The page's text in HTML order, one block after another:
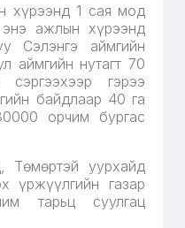
хүрээнд 1 сая мод
ажлын хүрээнд
Сэлэнгэ аймгийн
аймгийн нутагт 70
гэрээ
байдлаар 40 га
орчим бургас
Төмөртэй уурхайд
үржүүлгийн газар
тарьц суулгац